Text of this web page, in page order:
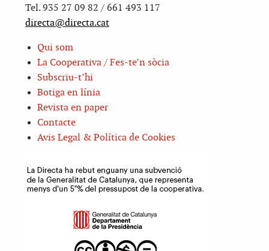
Tel. 935 27 09 82 / 661 493 117
directa@directa.cat
Qui som
La Cooperativa / Fes-te’n sòcia
Subscriu-t’hi
Botiga en línia
Revista en paper
Contacte
Avis Legal & Política de Cookies